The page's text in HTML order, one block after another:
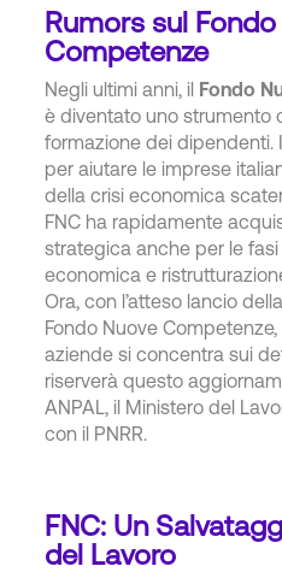
Rumors sul Fondo
Competenze
Negli ultimi anni, il Fondo
è diventato uno strumento
formazione dei dipendenti.
per aiutare le imprese
della crisi economica
FNC ha rapidamente
strategica anche per le
economica e
Ora, con l’atteso lancio
Fondo Nuove
aziende si concentra sui
riserverà questo
ANPAL, il Ministero del
con il PNRR.
FNC: Un
del Lavoro